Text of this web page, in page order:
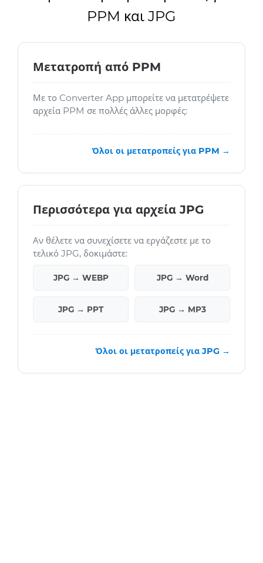
PPM και JPG
Μετατροπή από PPM
Με το Converter App μπορείτε να μετατρέψετε
αρχεία PPM σε πολλές άλλες μορφές:
Όλοι οι μετατροπείς για PPM →
Περισσότερα για αρχεία JPG
Αν θέλετε να συνεχίσετε να εργάζεστε με το
τελικό JPG, δοκιμάστε:
JPG → WEBP JPG → Word
JPG → PPT JPG → MP3
Όλοι οι μετατροπείς για JPG →